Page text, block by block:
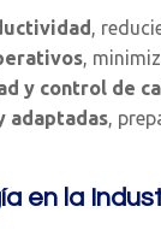
,
,
y control de
adaptadas,
en la